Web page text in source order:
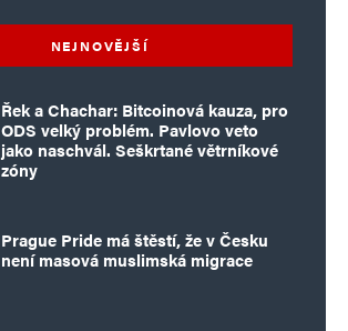
NEJNOVĚJŠÍ
Řek a Chachar: Bitcoinová kauza, pro
ODS velký problém. Pavlovo veto
jako naschvál. Seškrtané větrníkové
zóny
Prague Pride má štěstí, že v Česku
není masová muslimská migrace